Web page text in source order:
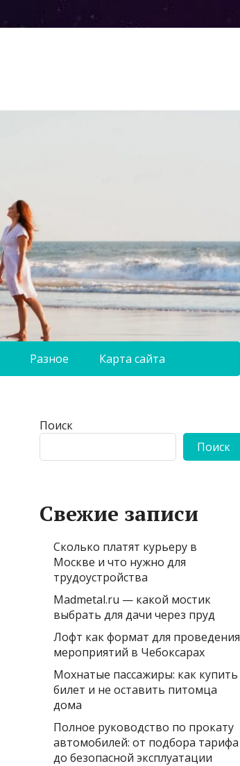
Разное Карта сайта
Поиск
Поиск
Свежие записи
Сколько платят курьеру в
Москве и что нужно для
трудоустройства
Madmetal.ru — какой мостик
выбрать для дачи через пруд
Лофт как формат для проведения
мероприятий в Чебоксарах
Мохнатые пассажиры: как купить
билет и не оставить питомца
дома
Полное руководство по прокату
автомобилей: от подбора тарифа
до безопасной эксплуатации